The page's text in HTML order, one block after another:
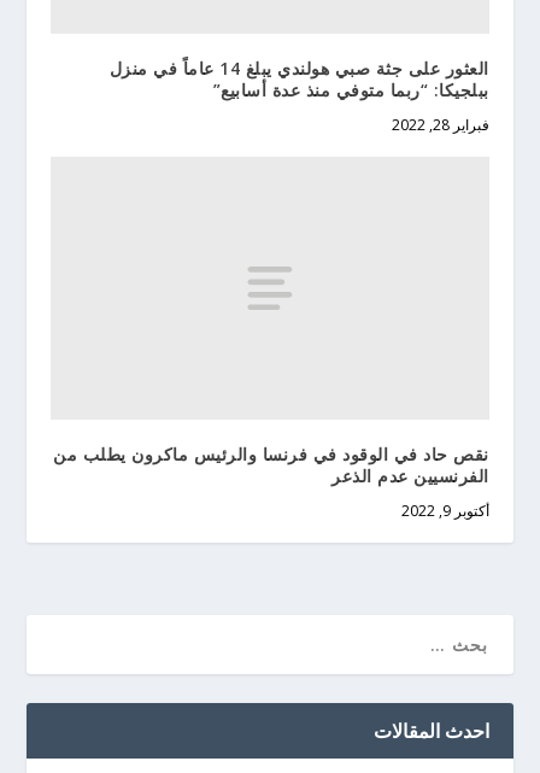
العثور على جثة صبي هولندي يبلغ 14 عاماً في منزل
ببلجيكا: “ربما متوفي منذ عدة أسابيع”
فبراير 28, 2022
نقص حاد في الوقود في فرنسا والرئيس ماكرون يطلب من
الفرنسيين عدم الذعر
أكتوبر 9, 2022
احدث المقالات